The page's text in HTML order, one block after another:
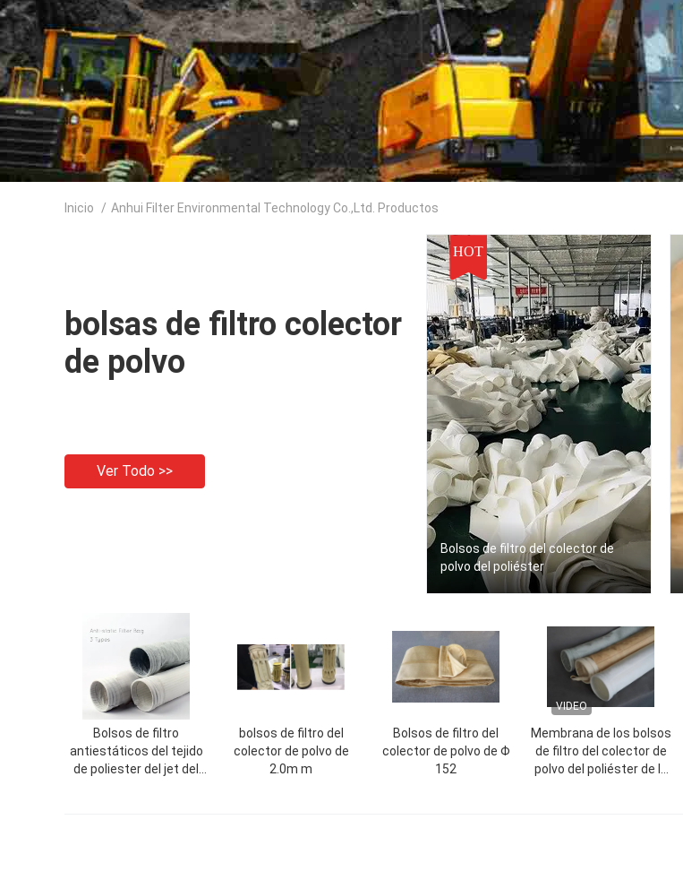
Inicio / Anhui Filter Environmental Technology Co.,Ltd. Productos
bolsas de filtro colector
de polvo
Ver Todo >>
HOT
Bolsos de filtro del colector de
polvo del poliéster
Bolsos de filtro
antiestáticos del tejido
de poliester del jet del
bolsos de filtro del
colector de polvo de
2.0m m
Bolsos de filtro del
colector de polvo de Φ
152
VIDEO
Membrana de los bolsos
de filtro del colector de
polvo del poliéster de la